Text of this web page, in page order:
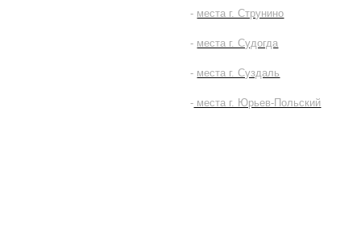
- места г. Струнино
- места г. Судогда
- места г. Суздаль
- места г. Юрьев-Польский